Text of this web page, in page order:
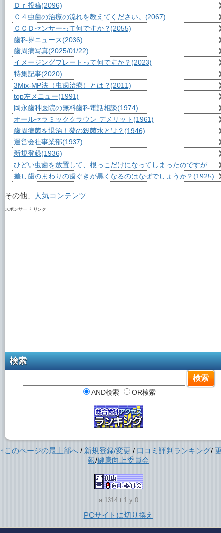
Ｄｒ投稿(2096)
Ｃ４虫歯の治療の流れを教えてください。 (2067)
ＣＣＤセンサーって何ですか？ (2055)
歯科界ニュース(2036)
歯周病写真(2025/01/22)
イメージングプレートって何ですか？ (2023)
特集記事(2020)
3Mix-MP法（虫歯治療）とは？ (2011)
top左メニュー(1991)
岡永歯科医院の無料歯科電話相談(1974)
オールセラミッククラウン デメリット (1961)
歯周病菌を退治！夢の殺菌水とは？ (1946)
運営会社事業部(1937)
新規登録(1936)
ひどい虫歯を放置して、根っこだけになってしまったのですが？
差し歯のまわりの歯ぐきが黒くなるのはなぜでしょうか？ (1925)
その他、 人気コンテンツ
スポンサード リンク
検索
AND検索 OR検索
↑このページの最上部へ/ 新規登録/変更 / 口コミ評判ランキング/
報/健康向上委員会
a:1314 t:1 y:0
PCサイトに切り換え